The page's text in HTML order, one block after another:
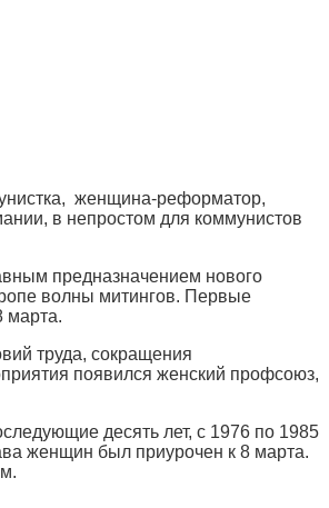
женщина-реформатор,
в непростом для коммунистов
предназначением нового
волны митингов. Первые
марта.
труда, сокращения
появился женский профсоюз,
десять лет, с 1976 по 1985
женщин был приурочен к 8 марта.